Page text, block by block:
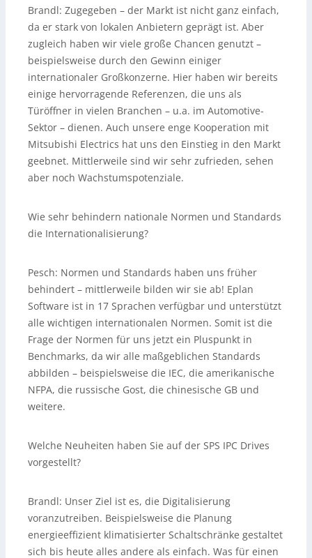
Brandl: Zugegeben – der Markt ist nicht ganz einfach,
da er stark von lokalen Anbietern geprägt ist. Aber
zugleich haben wir viele große Chancen genutzt –
beispielsweise durch den Gewinn einiger
internationaler Großkonzerne. Hier haben wir bereits
einige hervorragende Referenzen, die uns als
Türöffner in vielen Branchen – u.a. im Automotive-
Sektor – dienen. Auch unsere enge Kooperation mit
Mitsubishi Electrics hat uns den Einstieg in den Markt
geebnet. Mittlerweile sind wir sehr zufrieden, sehen
aber noch Wachstumspotenziale.
Wie sehr behindern nationale Normen und Standards
die Internationalisierung?
Pesch: Normen und Standards haben uns früher
behindert – mittlerweile bilden wir sie ab! Eplan
Software ist in 17 Sprachen verfügbar und unterstützt
alle wichtigen internationalen Normen. Somit ist die
Frage der Normen für uns jetzt ein Pluspunkt in
Benchmarks, da wir alle maßgeblichen Standards
abbilden – beispielsweise die IEC, die amerikanische
NFPA, die russische Gost, die chinesische GB und
weitere.
Welche Neuheiten haben Sie auf der SPS IPC Drives
vorgestellt?
Brandl: Unser Ziel ist es, die Digitalisierung
voranzutreiben. Beispielsweise die Planung
energieeffizient klimatisierter Schaltschränke gestaltet
sich bis heute alles andere als einfach. Was für einen